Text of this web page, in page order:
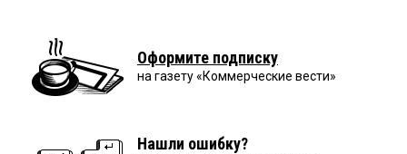
Оформите подписку
на газету «Коммерческие вести»
Нашли ошибку?